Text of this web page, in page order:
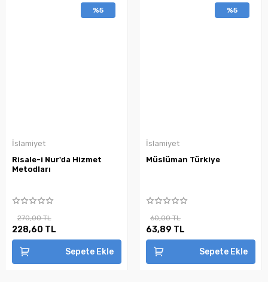
%5
İslamiyet
Risale-i Nur'da Hizmet
Metodları
270,00 TL
228,60 TL
Sepete Ekle
%5
İslamiyet
Müslüman Türkiye
60,00 TL
63,89 TL
Sepete Ekle